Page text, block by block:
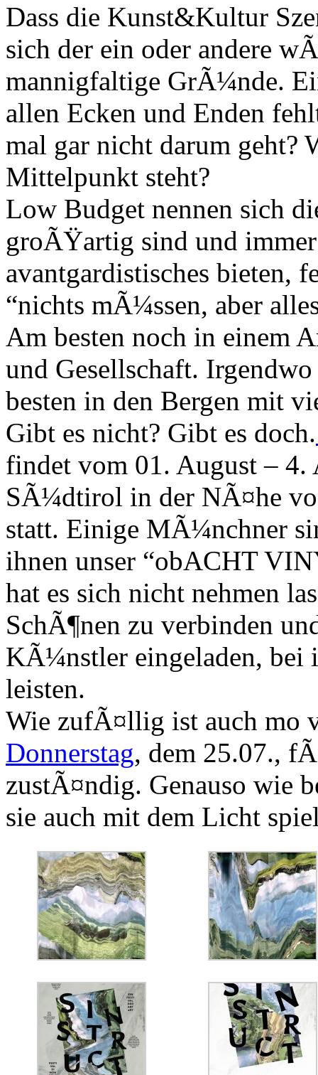
Dass die Kunst&Kultur
sich der ein oder andere
mannigfaltige GrÃ¼nde.
allen Ecken und Enden
mal gar nicht darum
Mittelpunkt steht?
Low Budget nennen sich
groÃŸartig sind und
avantgardistisches bieten,
“nichts mÃ¼ssen, aber
Am besten noch in einem
und Gesellschaft.
besten in den Bergen mit
Gibt es nicht? Gibt es doch.
findet vom 01. August –
SÃ¼dtirol in der NÃ¤he
statt. Einige MÃ¼nchner
ihnen unser “obACHT
hat es sich nicht nehmen
SchÃ¶nen zu verbinden
KÃ¼nstler eingeladen, bei
leisten.
Wie zufÃ¤llig ist auch mo
Donnerstag, dem 25.07.,
zustÃ¤ndig. Genauso wie
sie auch mit dem Licht